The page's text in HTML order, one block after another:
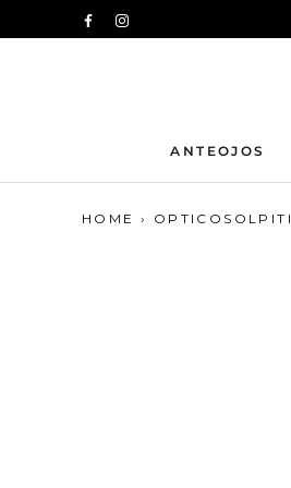
al
ANTEOJOS
HOME › OPTICOSOLPITI